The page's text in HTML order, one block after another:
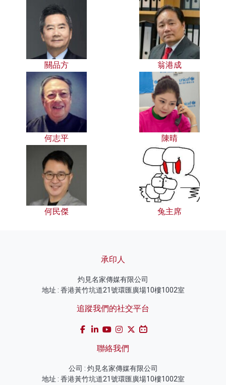
關品方 翁港成
何志平 陳晴
何民傑 兔主席
承印人
灼見名家傳媒有限公司
地址 : 香港黃竹坑道21號環匯廣場10樓1002室
追蹤我們的社交平台
聯絡我們
公司 : 灼見名家傳媒有限公司
地址 : 香港黃竹坑道21號環匯廣場10樓1002室